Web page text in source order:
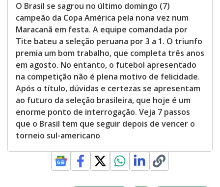
O Brasil se sagrou no último domingo (7)
campeão da Copa América pela nona vez num
Maracanã em festa. A equipe comandada por
Tite bateu a seleção peruana por 3 a 1. O triunfo
premia um bom trabalho, que completa três anos
em agosto. No entanto, o futebol apresentado
na competição não é plena motivo de felicidade.
Após o título, dúvidas e certezas se apresentam
ao futuro da seleção brasileira, que hoje é um
enorme ponto de interrogação. Veja 7 passos
que o Brasil tem que seguir depois de vencer o
torneio sul-americano